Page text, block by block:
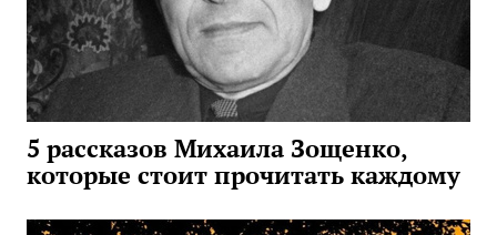
5 рассказов Михаила Зощенко,
которые стоит прочитать каждому